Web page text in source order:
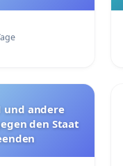
und andere
den Staat